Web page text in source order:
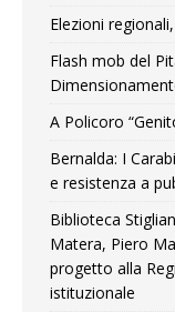
Elezioni
Flash mob del
A Policoro
Bernalda: I
e resistenza a
Biblioteca
Matera, Piero
progetto alla
istituzionale